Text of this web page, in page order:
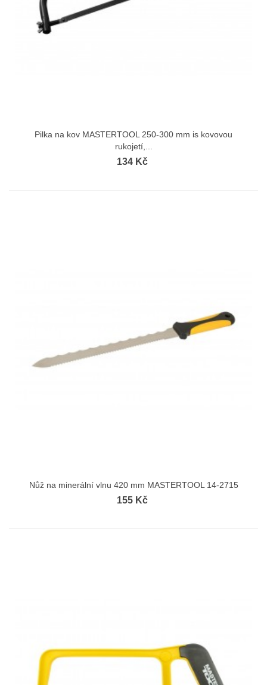
Pilka na kov MASTERTOOL 250-300 mm іs kovovou
rukojetí,...
134 Kč
Nůž na minerální vlnu 420 mm MASTERTOOL 14-2715
155 Kč